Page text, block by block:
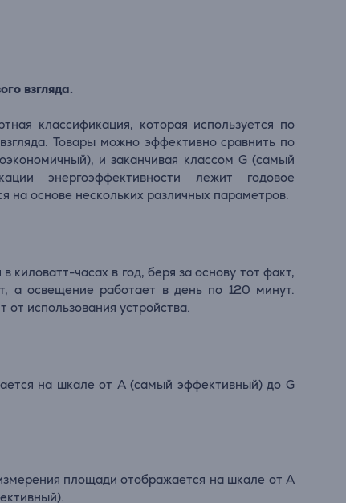
взгляда.
классификация, которая используется по
Товары можно эффективно сравнить по
и заканчивая классом G (самый
энергоэффективности лежит годовое
на основе нескольких различных параметров.
киловатт-часах в год, беря за основу тот факт,
а освещение работает в день по 120 минут.
от использования устройства.
на шкале от А (самый эффективный) до G
площади отображается на шкале от А